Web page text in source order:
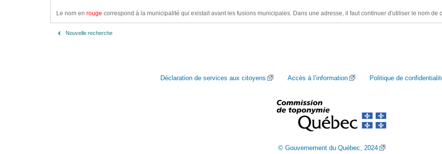
Le nom en rouge correspond à la municipalité qui existait avant les fusions municipales. Dans une adresse, il faut continuer d'utiliser le nom de
Nouvelle recherche
Déclaration de services aux citoyens Accès à l’information Politique de
© Gouvernement du Québec, 2024